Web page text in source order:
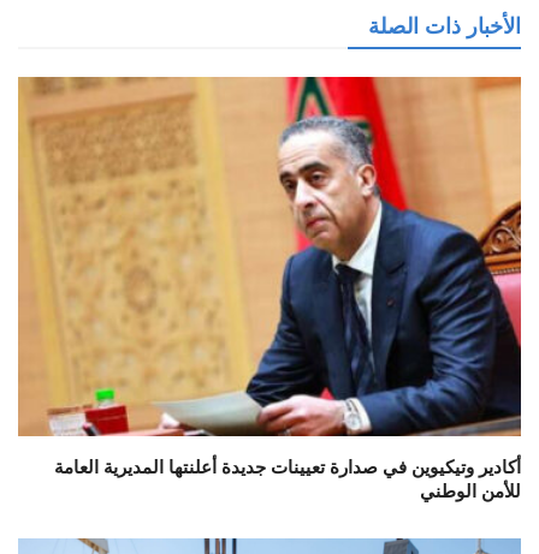
الأخبار ذات الصلة
أكادير وتيكيوين في صدارة تعيينات جديدة أعلنتها المديرية العامة
للأمن الوطني